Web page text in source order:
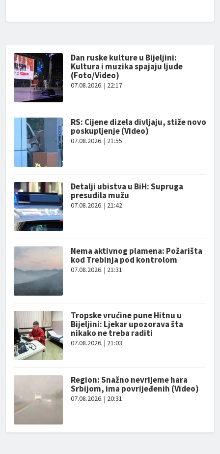
Dan ruske kulture u Bijeljini:
Kultura i muzika spajaju ljude
(Foto/Video)
07.08.2026. | 22:17
RS: Cijene dizela divljaju, stiže novo
poskupljenje (Video)
07.08.2026. | 21:55
Detalji ubistva u BiH: Supruga
presudila mužu
07.08.2026. | 21:42
Nema aktivnog plamena: Požarišta
kod Trebinja pod kontrolom
07.08.2026. | 21:31
Tropske vrućine pune Hitnu u
Bijeljini: Ljekar upozorava šta
nikako ne treba raditi
07.08.2026. | 21:03
Region: Snažno nevrijeme hara
Srbijom, ima povrijeđenih (Video)
07.08.2026. | 20:31